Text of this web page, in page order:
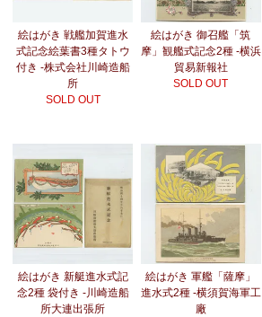
絵はがき 戦艦加賀進水
式記念絵葉書3種タトウ
付き -株式会社川崎造船
所
SOLD OUT
絵はがき 御召艦「筑
摩」観艦式記念2種 -横浜
貿易新報社
SOLD OUT
絵はがき 新艇進水式記
念2種 袋付き -川崎造船
所大連出張所
絵はがき 軍艦「薩摩」
進水式2種 -横須賀海軍工
廠